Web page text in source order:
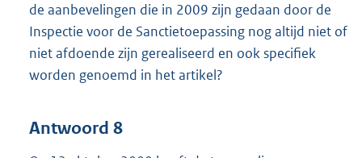
de aanbevelingen die in 2009 zijn gedaan door de
Inspectie voor de Sanctietoepassing nog altijd niet of
niet afdoende zijn gerealiseerd en ook specifiek
worden genoemd in het artikel?
Antwoord 8